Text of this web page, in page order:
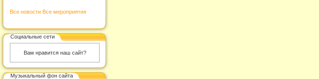
Все новости Все мероприятия
Социальные сети
Вам нравится наш сайт?
Музыкальный фон сайта